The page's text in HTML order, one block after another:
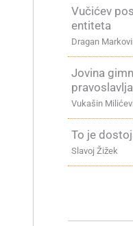
Vučićev
entiteta
Dragan
Jovina
pravoslavlja
Vukašin
To je
Slavoj Žižek